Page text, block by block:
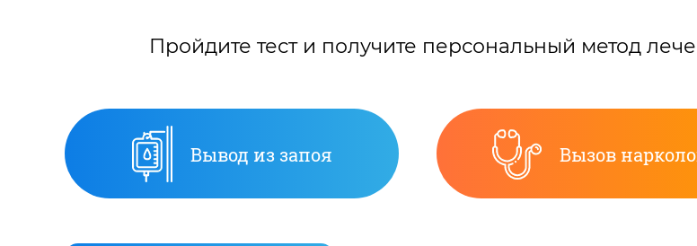
Пройдите тест и получите персональный метод
Вывод из запоя Вызов